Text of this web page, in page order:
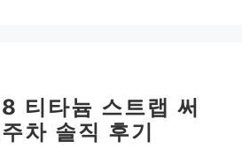
티타늄 스트랩 써
차 솔직 후기